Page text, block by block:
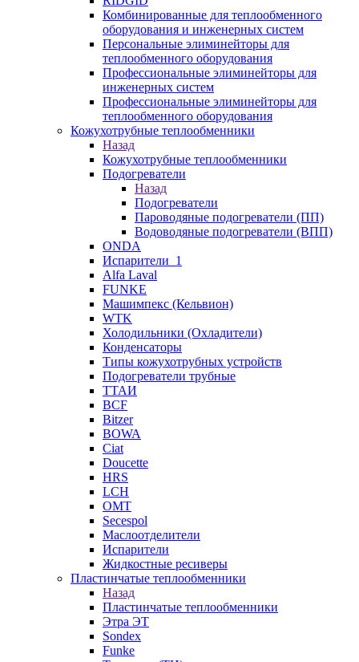
Комбинированные для теплообменного
оборудования и инженерных систем
Персональные элиминейторы для
теплообменного оборудования
Профессиональные элиминейторы для
инженерных систем
Профессиональные элиминейторы для
теплообменного оборудования
Кожухотрубные теплообменники
Назад
Кожухотрубные теплообменники
Подогреватели
Назад
Подогреватели
Пароводяные подогреватели (ПП)
Водоводяные подогреватели (ВПП)
ONDA
Испарители_1
Alfa Laval
FUNKE
Машимпекс (Кельвион)
WTK
Холодильники (Охладители)
Конденсаторы
Типы кожухотрубных устройств
Подогреватели трубные
ТТАИ
BCF
Bitzer
BOWA
Ciat
Doucette
HRS
LCH
OMT
Secespol
Маслоотделители
Испарители
Жидкостные ресиверы
Пластинчатые теплообменники
Назад
Пластинчатые теплообменники
Этра ЭТ
Sondex
Funke